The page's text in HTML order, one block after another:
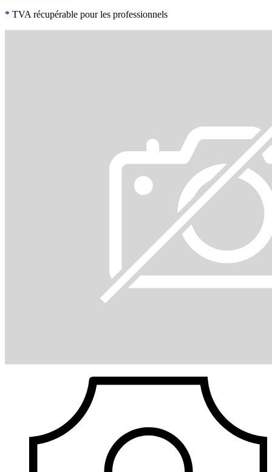
* TVA récupérable pour les professionnels